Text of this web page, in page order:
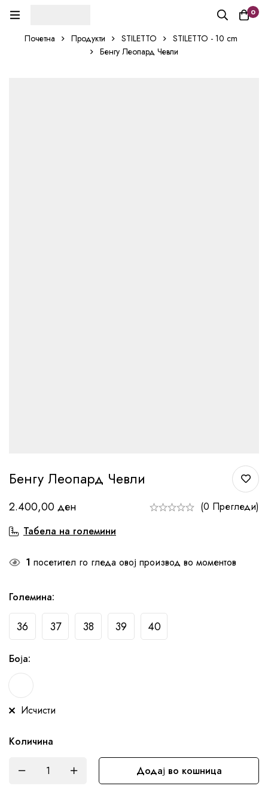
0
Почетна Продукти STILETTO
STILETTO - 10 cm
Бенгу Леопард Чевли
Бенгу Леопард Чевли
2.400,00ден
(0 Прегледи)
Табела на големини
1 посетител го гледа овој производ во моментов
Големина:
36 37 38 39 40
Боја:
Исчисти
Количина
Додај во кошница